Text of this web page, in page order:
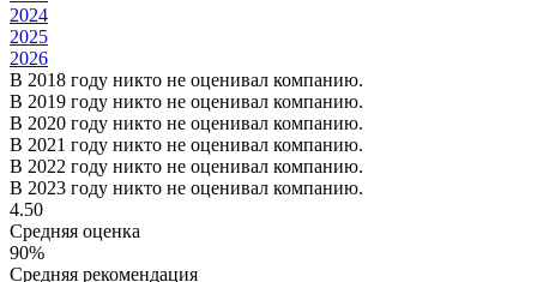
2024
2025
2026
В 2018 году никто не оценивал компанию.
В 2019 году никто не оценивал компанию.
В 2020 году никто не оценивал компанию.
В 2021 году никто не оценивал компанию.
В 2022 году никто не оценивал компанию.
В 2023 году никто не оценивал компанию.
4.50
Средняя оценка
90%
Средняя рекомендация